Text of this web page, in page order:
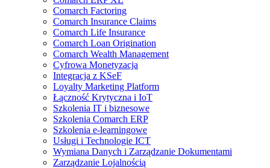
Comarch Factoring
Comarch Insurance Claims
Comarch Life Insurance
Comarch Loan Origination
Comarch Wealth Management
Cyfrowa Monetyzacja
Integracja z KSeF
Loyalty Marketing Platform
Łączność Krytyczna i IoT
Szkolenia IT i biznesowe
Szkolenia Comarch ERP
Szkolenia e-learningowe
Usługi i Technologie ICT
Wymiana Danych i Zarządzanie Dokumentami
Zarządzanie Lojalnością